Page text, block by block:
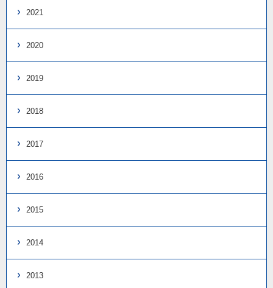
2021
2020
2019
2018
2017
2016
2015
2014
2013